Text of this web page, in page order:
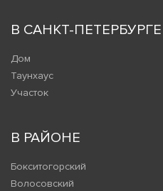
В САНКТ-
Дом
Таунхаус
Участок
В РАЙОНЕ
Бокситогорский
Волосовский